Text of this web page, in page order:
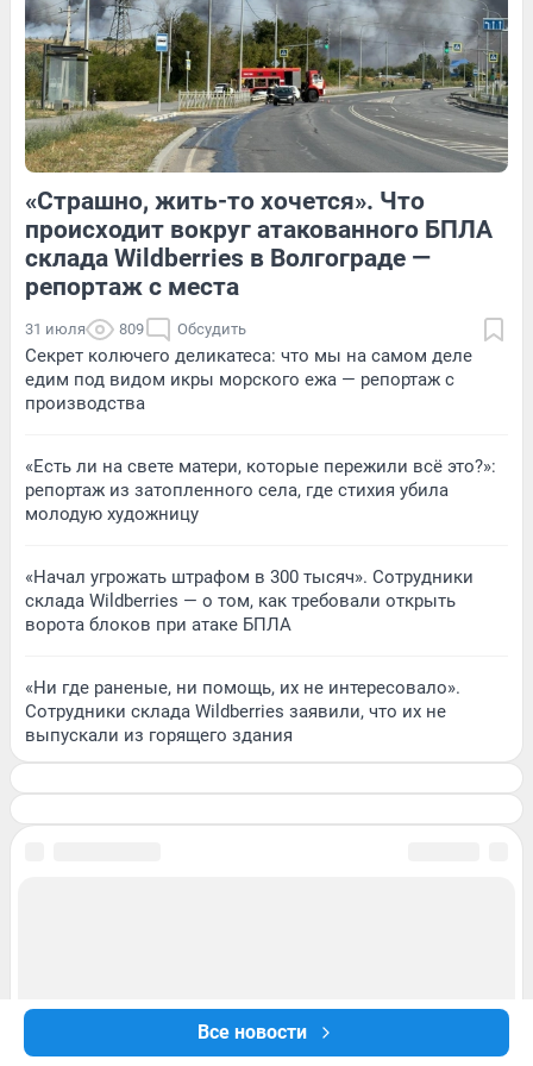
Все новости
Обсудить 8 Обсудить
1 Обсудить 1 Обсудить
«Страшно, жить-то хочется». Что
происходит вокруг атакованного БПЛА
склада Wildberries в Волгограде —
репортаж с места
31 июля 809 Обсудить
Секрет колючего деликатеса: что мы на самом деле
едим под видом икры морского ежа — репортаж с
производства
«Есть ли на свете матери, которые пережили всё это?»:
репортаж из затопленного села, где стихия убила
молодую художницу
«Начал угрожать штрафом в 300 тысяч». Сотрудники
склада Wildberries — о том, как требовали открыть
ворота блоков при атаке БПЛА
«Ни где раненые, ни помощь, их не интересовало».
Сотрудники склада Wildberries заявили, что их не
выпускали из горящего здания